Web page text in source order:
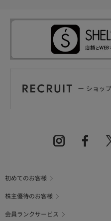
初めてのお客様
株主優待のお客様
会員ランクサービス